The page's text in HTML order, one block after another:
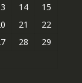
14
15
21
22
28
29